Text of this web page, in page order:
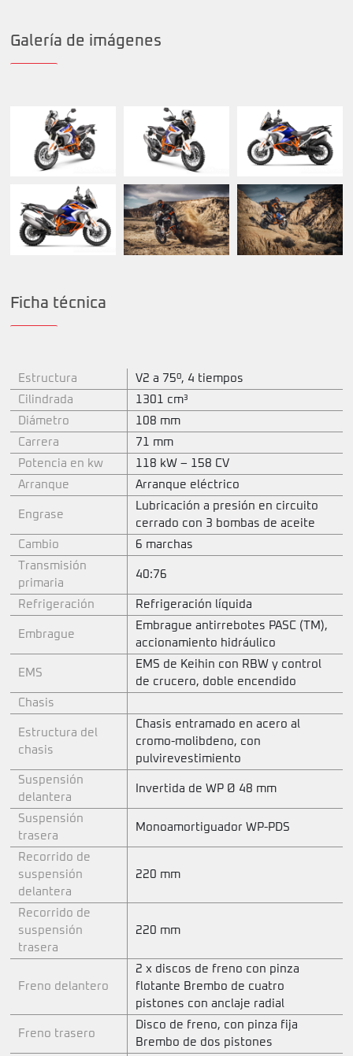
Galería de imágenes
Ficha técnica
Estructura
V2 a 75º, 4 tiempos
Cilindrada
1301 cm³
Diámetro
108 mm
Carrera
71 mm
Potencia en kw
118 kW – 158 CV
Arranque
Arranque eléctrico
Engrase
Lubricación a presión en circuito
cerrado con 3 bombas de aceite
Cambio
6 marchas
Transmisión
primaria
40:76
Refrigeración Refrigeración líquida
Embrague
Embrague antirrebotes PASC (TM),
accionamiento hidráulico
EMS
EMS de Keihin con RBW y control
de crucero, doble encendido
Chasis
Estructura del
chasis
Chasis entramado en acero al
cromo-molibdeno, con
pulvirevestimiento
Suspensión
delantera
Invertida de WP Ø 48 mm
Suspensión
trasera
Monoamortiguador WP-PDS
Recorrido de
suspensión
delantera
220 mm
Recorrido de
suspensión
trasera
220 mm
Freno delantero
2 x discos de freno con pinza
flotante Brembo de cuatro
pistones con anclaje radial
Freno trasero
Disco de freno, con pinza fija
Brembo de dos pistones